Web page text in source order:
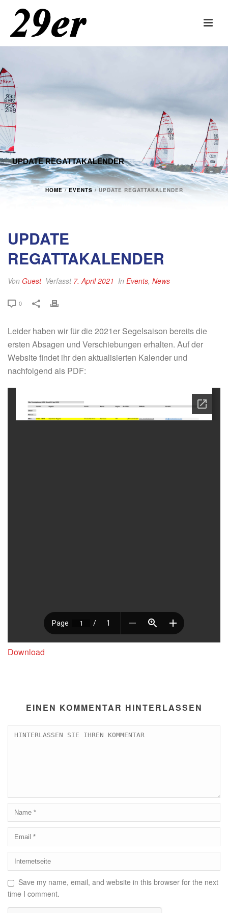
UPDATE REGATTAKALENDER
HOME/EVENTS / UPDATE REGATTAKALENDER
UPDATE
REGATTAKALENDER
Von Guest Verfasst 7. April 2021 In Events, News
0
Leider haben wir für die 2021er Segelsaison bereits die
ersten Absagen und Verschiebungen erhalten. Auf der
Website findet ihr den aktualisierten Kalender und
nachfolgend als PDF:
Download
EINEN KOMMENTAR HINTERLASSEN
Save my name, email, and website in this browser for the next
time I comment.